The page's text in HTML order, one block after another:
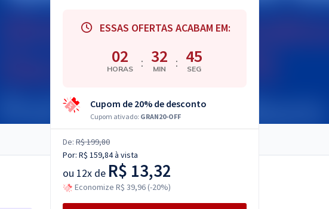
ESSAS OFERTAS ACABAM EM:
02
HORAS : 32
MIN : 44
SEG
Cupom de 20% de desconto
Cupom ativado: GRAN20-OFF
De: R$ 199,80
Por: R$ 159,84à vista
ou 12x de R$ 13,32
Economize R$ 39,96 (-20%)